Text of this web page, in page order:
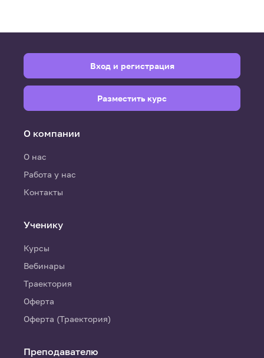
О компании
О нас
Работа у нас
Контакты
Ученику
Курсы
Вебинары
Траектория
Оферта
Оферта (Траектория)
Преподавателю
Вход и регистрация
Разместить курс